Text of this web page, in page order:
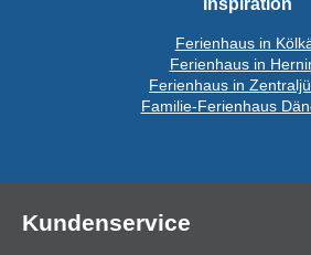
Ferienhaus in
Ferienhaus in
Ferienhaus in
Familie-Ferienhaus
Kundenservice